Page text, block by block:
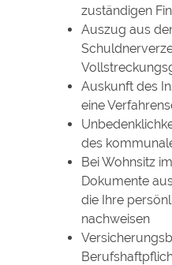
zuständigen
Auszug aus
Auskunft des
eine
des
Bei Wohnsitz
Dokumente
die Ihre
nachweisen